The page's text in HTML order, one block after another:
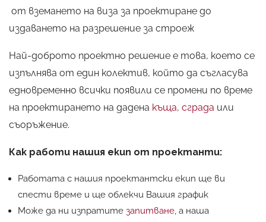
от вземането на виза за проектиране до
издаването на разрешение за строеж
Най-доброто проектно решение е това, което се
изпълнява от един колектив, който да съгласува
едновременно всички появили се промени по време
на проектирането на дадена къща, сграда или
съоръжение.
Как работи нашия екип от проектанти:
Работата с нашия проектантски екип ще ви
спести време и ще облекчи Вашия график
Може да ни изпратите запитване, а наша